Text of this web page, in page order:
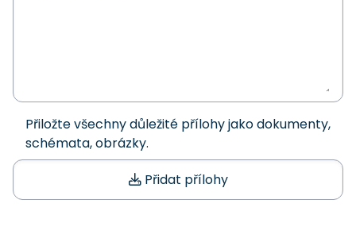
Přiložte všechny důležité přílohy jako dokumenty,
schémata, obrázky.
Přidat přílohy